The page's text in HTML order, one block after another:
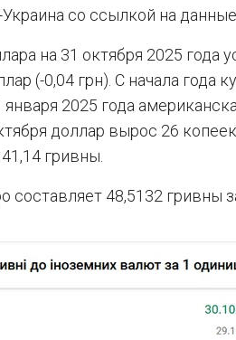
со ссылкой на данные
на 31 октября 2025 года
(-0,04 грн). С начала года
января 2025 года
доллар вырос 26
гривны.
48,5132 гривны